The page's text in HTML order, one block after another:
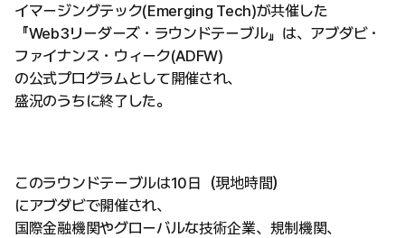
イマージングテック(Emerging Tech)が共催した
『Web3リーダーズ・ラウンドテーブル』は、アブダビ・
ファイナンス・ウィーク(ADFW)
の公式プログラムとして開催され、
盛況のうちに終了した。
このラウンドテーブルは10日（現地時間）
にアブダビで開催され、
国際金融機関やグローバルな技術企業、規制機関、